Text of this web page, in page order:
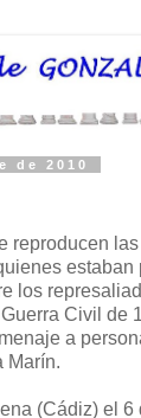
de 2010
reproducen
estaban
los
Civil de
a
Marín.
(Cádiz) el 6